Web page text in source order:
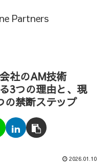
Partners
社のAM技術
3つの理由と、現
の禁断ステップ
2026.01.10